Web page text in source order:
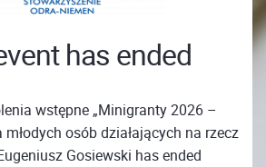
has ended
wstępne „Minigranty 2026 –
osób działających na rzecz
Gosiewski has ended